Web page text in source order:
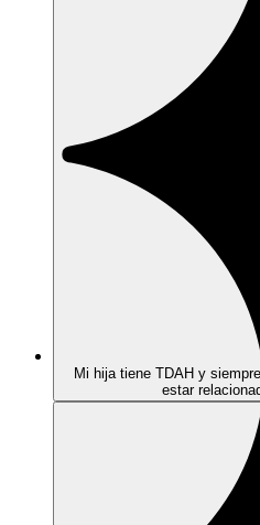
Mi hija tiene TDAH y
estar